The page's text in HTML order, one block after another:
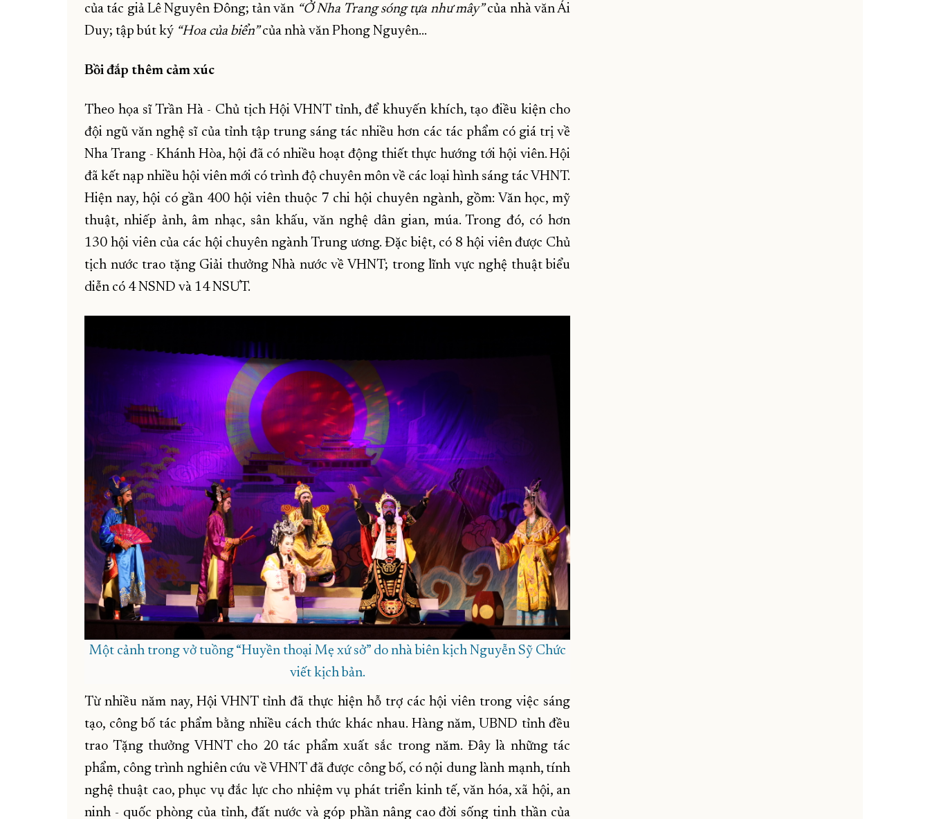
của tác giả Lê Nguyên Đông; tản văn “Ở Nha Trang sóng tựa như mây”của nhà văn Ái
Duy; tập bút ký “Hoa của biển”của nhà văn Phong Nguyên…
Bồi đắp thêm cảm xúc
Theo họa sĩ Trần Hà - Chủ tịch Hội VHNT tỉnh, để khuyến khích, tạo điều kiện cho
đội ngũ văn nghệ sĩ của tỉnh tập trung sáng tác nhiều hơn các tác phẩm có giá trị về
Nha Trang - Khánh Hòa, hội đã có nhiều hoạt động thiết thực hướng tới hội viên. Hội
đã kết nạp nhiều hội viên mới có trình độ chuyên môn về các loại hình sáng tác VHNT.
Hiện nay, hội có gần 400 hội viên thuộc 7 chi hội chuyên ngành, gồm: Văn học, mỹ
thuật, nhiếp ảnh, âm nhạc, sân khấu, văn nghệ dân gian, múa. Trong đó, có hơn
130 hội viên của các hội chuyên ngành Trung ương. Đặc biệt, có 8 hội viên được Chủ
tịch nước trao tặng Giải thưởng Nhà nước về VHNT; trong lĩnh vực nghệ thuật biểu
diễn có 4 NSND và 14 NSƯT.
Một cảnh trong vở tuồng “Huyền thoại Mẹ xứ sở” do nhà biên kịch Nguyễn Sỹ Chức
viết kịch bản.
Từ nhiều năm nay, Hội VHNT tỉnh đã thực hiện hỗ trợ các hội viên trong việc sáng
tạo, công bố tác phẩm bằng nhiều cách thức khác nhau. Hàng năm, UBND tỉnh đều
trao Tặng thưởng VHNT cho 20 tác phẩm xuất sắc trong năm. Đây là những tác
phẩm, công trình nghiên cứu về VHNT đã được công bố, có nội dung lành mạnh, tính
nghệ thuật cao, phục vụ đắc lực cho nhiệm vụ phát triển kinh tế, văn hóa, xã hội, an
ninh - quốc phòng của tỉnh, đất nước và góp phần nâng cao đời sống tinh thần của